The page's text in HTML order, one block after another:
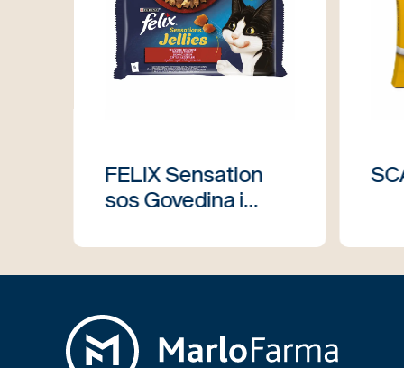
FELIX Sensation
sos Govedina i